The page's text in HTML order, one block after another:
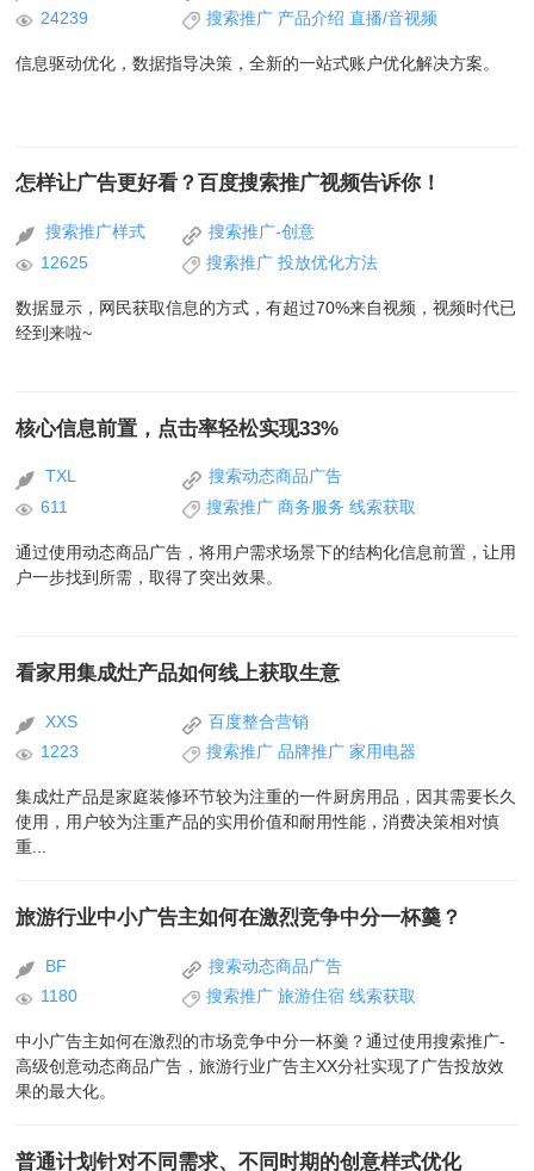
24239 搜索推广 产品介绍 直播/音视频
信息驱动优化，数据指导决策，全新的一站式账户优化解决方案。
怎样让广告更好看？百度搜索推广视频告诉你！
搜索推广样式
搜索推广-创意
12625
搜索推广 投放优化方法
数据显示，网民获取信息的方式，有超过70%来自视频，视频时代已
经到来啦~
核心信息前置，点击率轻松实现33%
TXL
搜索动态商品广告
611
搜索推广 商务服务 线索获取
通过使用动态商品广告，将用户需求场景下的结构化信息前置，让用
户一步找到所需，取得了突出效果。
看家用集成灶产品如何线上获取生意
XXS
百度整合营销
1223
搜索推广 品牌推广 家用电器
集成灶产品是家庭装修环节较为注重的一件厨房用品，因其需要长久
使用，用户较为注重产品的实用价值和耐用性能，消费决策相对慎
重...
旅游行业中小广告主如何在激烈竞争中分一杯羹？
BF
搜索动态商品广告
1180
搜索推广 旅游住宿 线索获取
中小广告主如何在激烈的市场竞争中分一杯羹？通过使用搜索推广-
高级创意动态商品广告，旅游行业广告主XX分社实现了广告投放效
果的最大化。
普通计划针对不同需求、不同时期的创意样式优化